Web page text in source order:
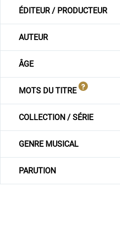
ÉDITEUR / PRODUCTEUR
AUTEUR
ÂGE
MOTS DU TITRE
COLLECTION / SÉRIE
GENRE MUSICAL
PARUTION